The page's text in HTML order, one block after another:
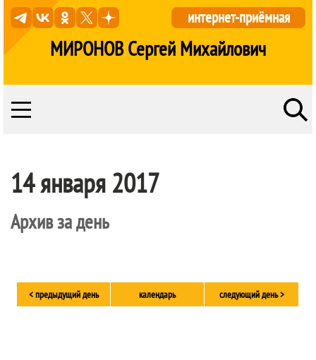
МИРОНОВ Сергей Михайлович
интернет-приёмная
14 января 2017
Архив за день
< предыдущий день календарь следующий день >